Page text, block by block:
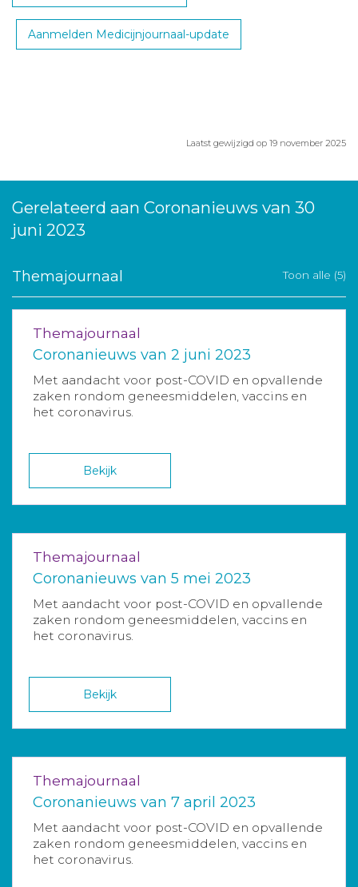
Aanmelden Medicijnjournaal-update
Laatst gewijzigd op 19 november 2025
Gerelateerd aan Coronanieuws van 30
juni 2023
Themajournaal Toon alle (5)
Themajournaal
Coronanieuws van 2 juni 2023
Met aandacht voor post-COVID en opvallende
zaken rondom geneesmiddelen, vaccins en
het coronavirus.
Bekijk
Themajournaal
Coronanieuws van 5 mei 2023
Met aandacht voor post-COVID en opvallende
zaken rondom geneesmiddelen, vaccins en
het coronavirus.
Bekijk
Themajournaal
Coronanieuws van 7 april 2023
Met aandacht voor post-COVID en opvallende
zaken rondom geneesmiddelen, vaccins en
het coronavirus.